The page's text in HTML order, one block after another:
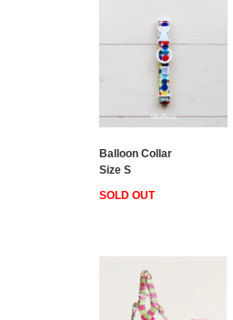
Balloon Collar
Size S
SOLD OUT